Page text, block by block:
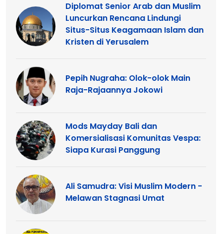
Diplomat Senior Arab dan Muslim
Luncurkan Rencana Lindungi
Situs-Situs Keagamaan Islam dan
Kristen di Yerusalem
Pepih Nugraha: Olok-olok Main
Raja-Rajaannya Jokowi
Mods Mayday Bali dan
Komersialisasi Komunitas Vespa:
Siapa Kurasi Panggung
Ali Samudra: Visi Muslim Modern -
Melawan Stagnasi Umat